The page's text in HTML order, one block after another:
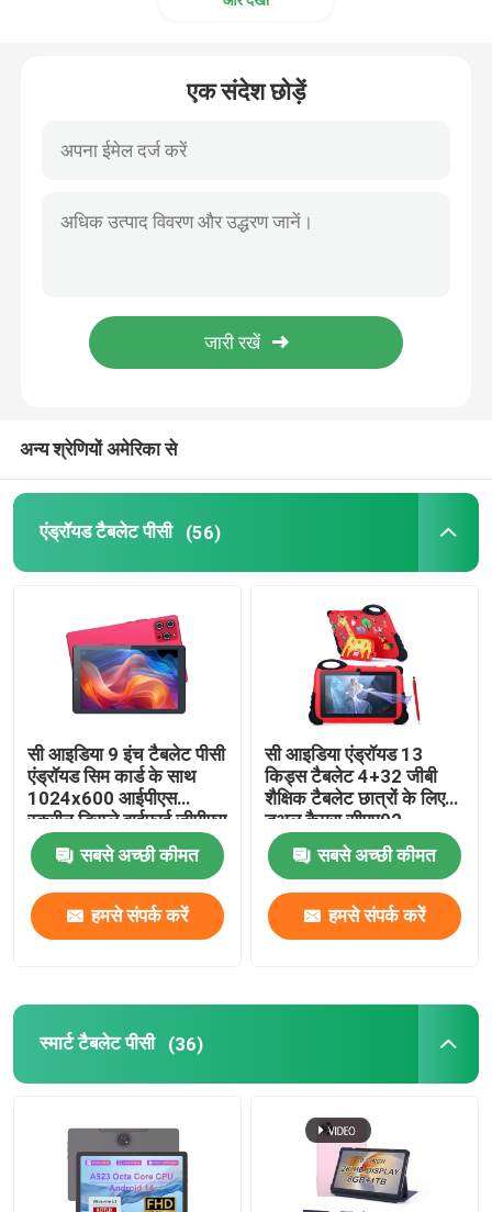
हमसे संपर्क करें
एंड्रॉयड टैबलेट पीसी
स्मार्ट टैबलेट पीसी
टच स्क्रीन टैबलेट
टैबलेट किडस्पैड
छात्रों के लिए शैक्षिक टैबलेट
7 इंच टैबलेट पीसी
9 इंच टैबलेट पीसी
11 इंच टैबलेट पीसी
एक संदेश छोड़ें
अन्य श्रेणियों अमेरिका से
एंड्रॉयड टैबलेट पीसी (56)
सी आइडिया 9 इंच टैबलेट पीसी
एंड्रॉयड सिम कार्ड के साथ
1024x600 आईपीएस
स्क्रीन डिस्प्ले वाईफाई जीपीएस
किशोरों के लिए छात्र सीएम
915
सबसे अच्छी कीमत
हमसे संपर्क करें
सी आइडिया एंड्रॉयड 13
किड्स टैबलेट 4+32 जीबी
शैक्षिक टैबलेट छात्रों के लिए
डुअल कैमरा सीएम92
सबसे अच्छी कीमत
हमसे संपर्क करें
स्मार्ट टैबलेट पीसी (36)